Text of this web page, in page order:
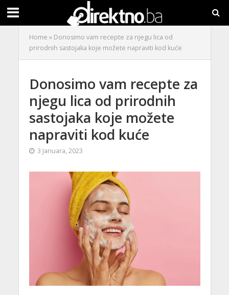
Home » Donosimo vam recepte za njegu lica od
prirodnih sastojaka koje možete napraviti kod kuće
Donosimo vam recepte za
njegu lica od prirodnih
sastojaka koje možete
napraviti kod kuće
3 Januara, 2023